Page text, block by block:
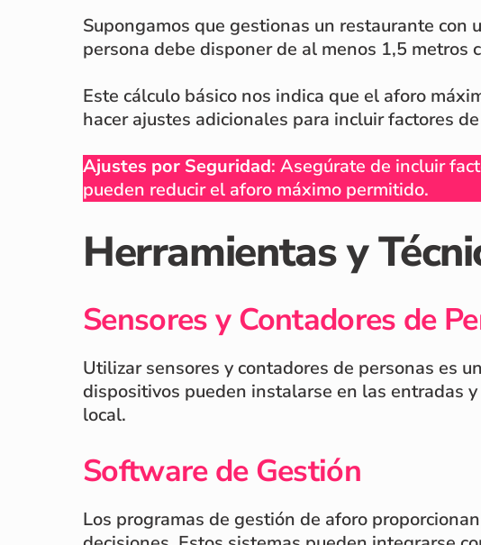
Supongamos que gestionas un restaurante
persona debe disponer de al menos 1,5 metros
Este cálculo básico nos indica que el aforo
hacer ajustes adicionales para incluir factores
Ajustes por Seguridad: Asegúrate de incluir
pueden reducir el aforo máximo permitido.
Herramientas y
Sensores y Contadores de
Utilizar sensores y contadores de personas es
dispositivos pueden instalarse en las entradas
local.
Software de Gestión
Los programas de gestión de aforo